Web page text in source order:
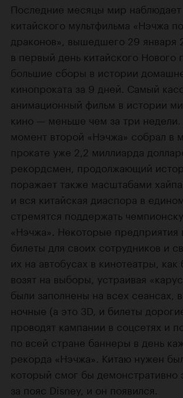
Последние месяцы мир
китайского мультфильма «Нэчжа
драконов», вышедшего 29 января
в первый день китайского Нового
большие сборы в истории
кинопроката за 9 дней. Самый
анимационный фильм в истории
кино — меньше чем за три
момент второй «Нэчжа» собрал в
прокате уже 2,2 миллиарда
рекордсмен, продолжающий
поражает также масштабами
и вся китайская диаспора в
стремятся поддержать
«Нэчжа». Некоторые предприятия
билеты для своих сотрудников и
их на автобусах в кинотеатры,
возят на выборы, устраивая
были заполнены на всех сеансах,
ночные (а это 3D, и билеты
проводят кампании в соцсетях и
по всей стране баннеры в день
рекорда «Нэчжа». Китаю нужен
который смог бы демонстративно
за пояс Disney, и он появился.